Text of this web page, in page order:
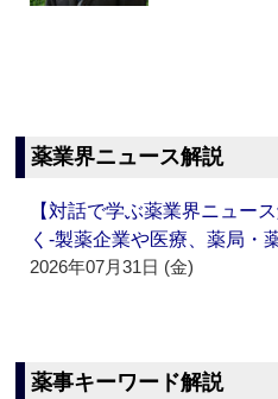
薬業界ニュース解説
【対話で学ぶ薬業界ニュー
く‐製薬企業や医療、薬局・
2026年07月31日 (金)
薬事キーワード解説